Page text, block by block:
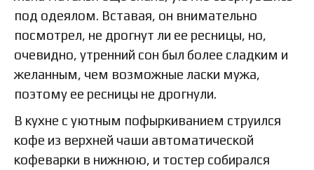
под одеялом. Вставая, он внимательно
посмотрел, не дрогнут ли ее ресницы, но,
очевидно, утренний сон был более сладким и
желанным, чем возможные ласки мужа,
поэтому ее ресницы не дрогнули.
В кухне с уютным пофыркиванием струился
кофе из верхней чаши автоматической
кофеварки в нижнюю, и тостер собирался